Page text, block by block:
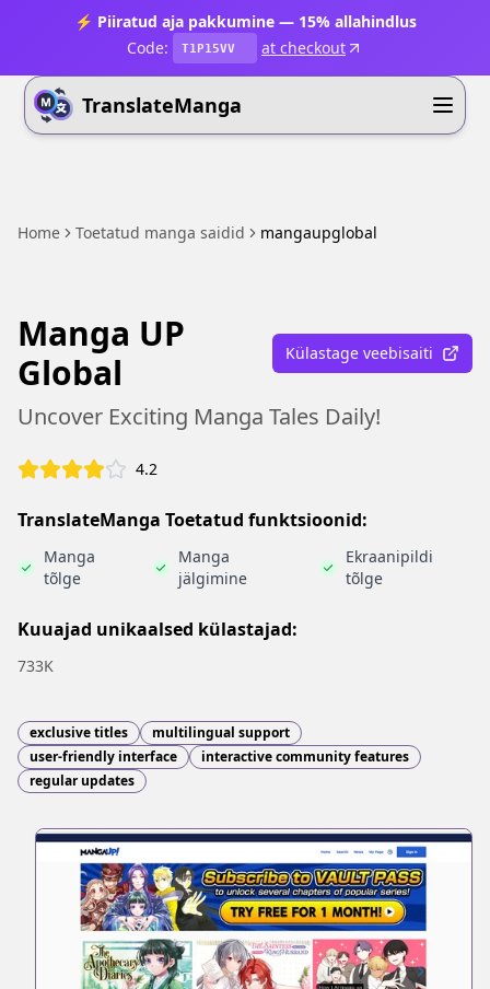
⚡ Piiratud aja pakkumine — 15% allahindlus
Code:
T1P15VV at checkout
TranslateManga
Home Toetatud manga saidid mangaupglobal
Manga UP
Global
Külastage veebisaiti
Uncover Exciting Manga Tales Daily!
4.2
TranslateManga Toetatud funktsioonid:
Manga
tõlge
Manga
jälgimine
Ekraanipildi
tõlge
Kuuajad unikaalsed külastajad:
733K
exclusive titles
multilingual support
user-friendly interface
interactive community features
regular updates